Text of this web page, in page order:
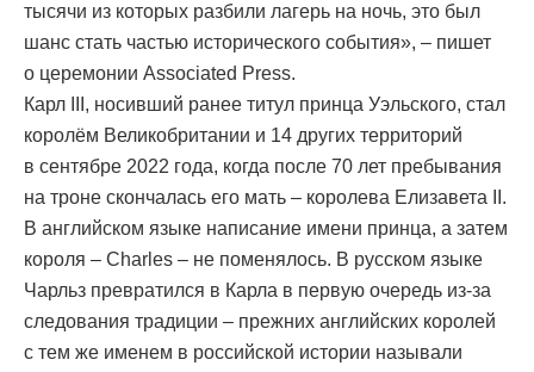
тысячи из которых разбили лагерь на ночь, это был
шанс стать частью исторического события», – пишет
о церемонии Associated Press.
Карл III, носивший ранее титул принца Уэльского, стал
королём Великобритании и 14 других территорий
в сентябре 2022 года, когда после 70 лет пребывания
на троне скончалась его мать – королева Елизавета II.
В английском языке написание имени принца, а затем
короля – Charles – не поменялось. В русском языке
Чарльз превратился в Карла в первую очередь из-за
следования традиции – прежних английских королей
с тем же именем в российской истории называли